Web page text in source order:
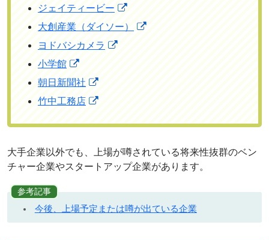
ジェイティービー
大創産業（ダイソー）
ヨドバシカメラ
小学館
朝日新聞社
竹中工務店
大手企業以外でも、上場が噂されている将来性抜群のベン
チャー企業やスタートアップ企業があります。
参考記事
今後、上場予定または噂が出ている企業